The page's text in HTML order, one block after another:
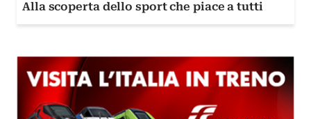
Alla scoperta dello sport che piace a tutti